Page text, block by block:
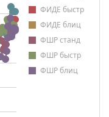
ФИДЕ быстр
ФИДЕ блиц
ФШР станд
ФШР быстр
ФШР блиц